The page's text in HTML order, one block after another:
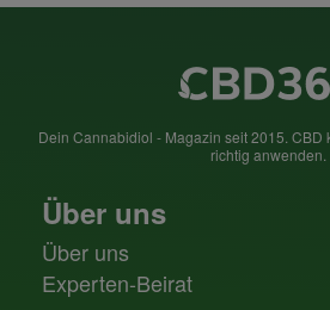
Dein Cannabidiol - Magazin seit 2015. CBD
richtig anwenden.
Über uns
Über uns
Experten-Beirat